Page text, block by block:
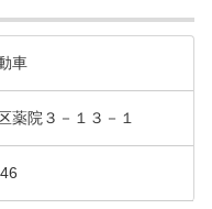
車
薬院３－１３－１